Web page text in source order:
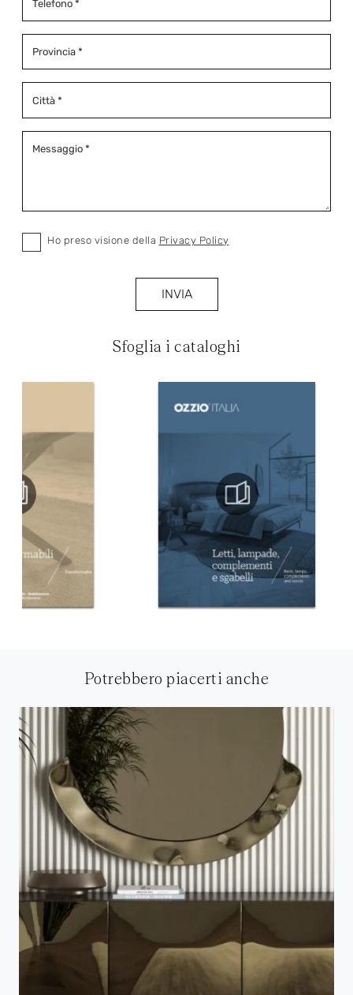
Sfoglia i cataloghi
Ho preso visione della Privacy Policy
INVIA
Potrebbero piacerti anche